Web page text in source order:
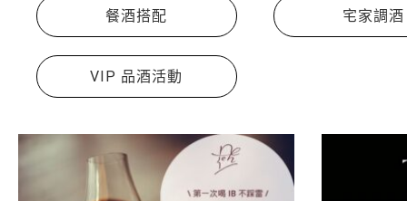
餐酒搭配 宅家調酒
VIP 品酒活動